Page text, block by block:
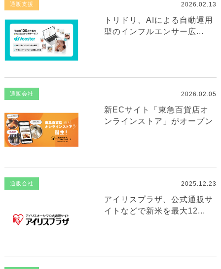
通販支援 2026.02.13
トリドリ、AIによる自動運用
型のインフルエンサー広...
通販会社 2026.02.05
新ECサイト「東急百貨店オ
ンラインストア」がオープン
通販会社 2025.12.23
アイリスプラザ、公式通販サ
イトなどで新米を最大12...